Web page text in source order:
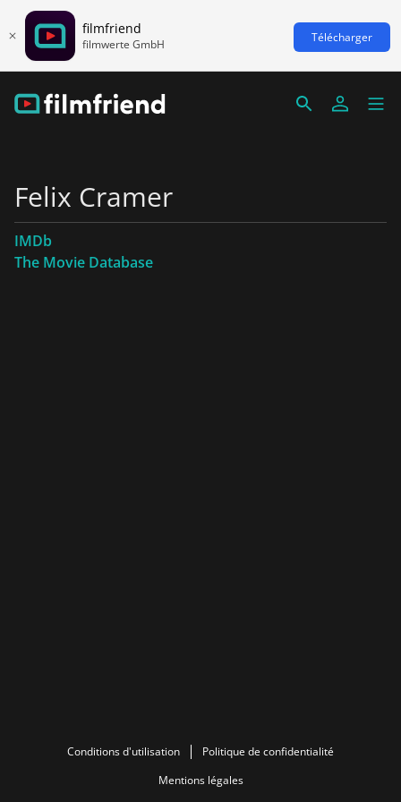
filmfriend
filmwerte GmbH Télécharger
Felix Cramer
IMDb
The Movie Database
Conditions d'utilisation
Politique de confidentialité
Mentions légales